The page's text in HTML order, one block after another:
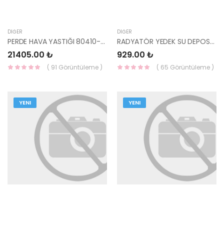
DIĞER
PERDE HAVA YASTIĞI 80410-Q0000-MOBIS
21405.00 ₺
( 91 Görüntüleme )
DIĞER
RADYATÖR YEDEK SU DEPOSU İ30 / CEED DİZEL 2007-2012 25431-2H100-KORE
929.00 ₺
( 65 Görüntüleme )
YENI YENI